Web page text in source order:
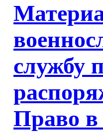
службу
Право